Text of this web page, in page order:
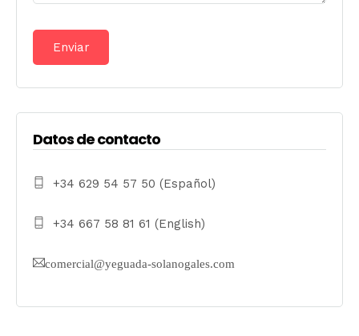
Datos de contacto
+34 629 54 57 50 (Español)
+34 667 58 81 61 (English)
comercial@yeguada-solanogales.com